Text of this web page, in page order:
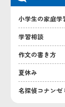
小学生の家庭学
学習相談
作文の書き方
夏休み
名探偵コナンゼ